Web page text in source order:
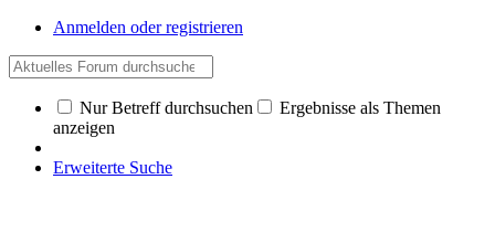
Anmelden oder registrieren
Nur Betreff durchsuchen
Ergebnisse als Themen
anzeigen
Erweiterte Suche